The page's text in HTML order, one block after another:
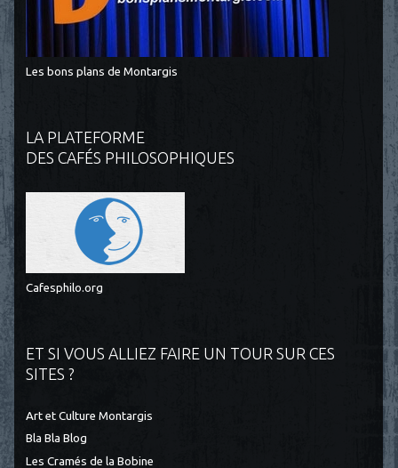
Les bons plans de Montargis
LA PLATEFORME
DES CAFÉS PHILOSOPHIQUES
Cafesphilo.org
ET SI VOUS ALLIEZ FAIRE UN TOUR SUR CES
SITES ?
Art et Culture Montargis
Bla Bla Blog
Les Cramés de la Bobine